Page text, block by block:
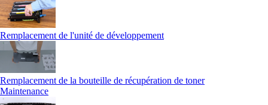
Remplacement de l'unité de développement
Remplacement de la bouteille de récupération de toner
Maintenance